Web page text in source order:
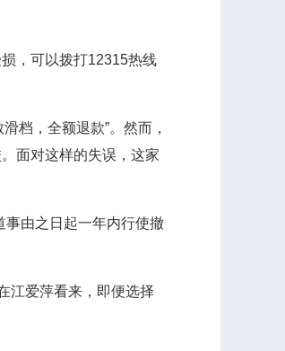
，可以拨打12315热线
档，全额退款”。然而，
面对这样的失误，这家
由之日起一年内行使撤
江爱萍看来，即便选择